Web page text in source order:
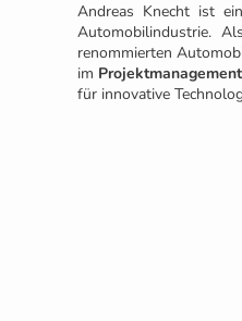
Andreas Knecht ist
Automobilindustrie.
renommierten
im
für innovative